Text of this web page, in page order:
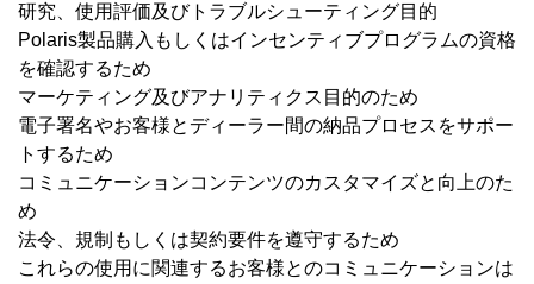
研究、使用評価及びトラブルシューティング目的
Polaris製品購入もしくはインセンティブプログラムの資格
を確認するため
マーケティング及びアナリティクス目的のため
電子署名やお客様とディーラー間の納品プロセスをサポー
トするため
コミュニケーションコンテンツのカスタマイズと向上のた
め
法令、規制もしくは契約要件を遵守するため
これらの使用に関連するお客様とのコミュニケーションは